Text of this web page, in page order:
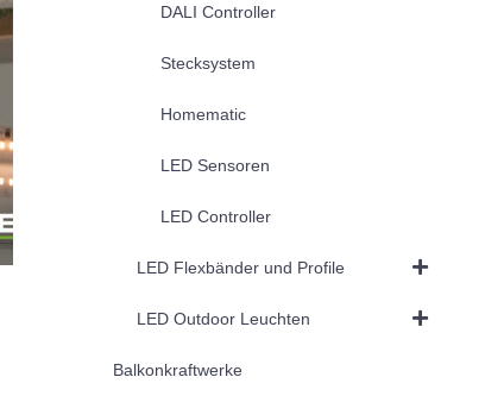
DALI Controller
Stecksystem
Homematic
LED Sensoren
LED Controller
LED Flexbänder und Profile
LED Outdoor Leuchten
Balkonkraftwerke